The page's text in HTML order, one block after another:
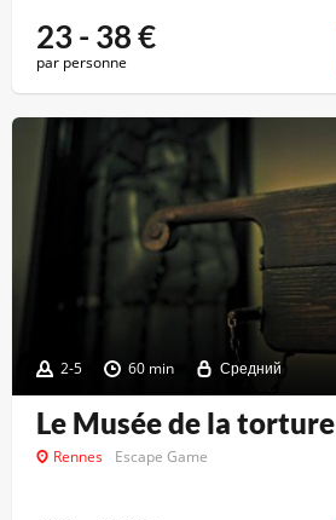
23 - 38€
par personne
2-5 60 min Средний
Le Musée de la torture
Rennes Escape Game